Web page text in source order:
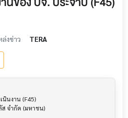
งข่าว TERA